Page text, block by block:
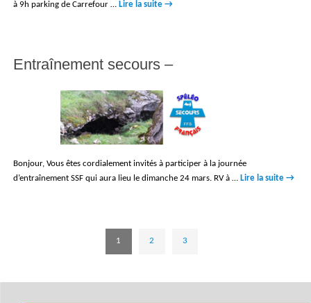
à 9h parking de Carrefour … Lire la suite →
Entraînement secours –
Bonjour, Vous êtes cordialement invités à participer à la journée
d’entraînement SSF qui aura lieu le dimanche 24 mars. RV à … Lire la suite →
1 2 3